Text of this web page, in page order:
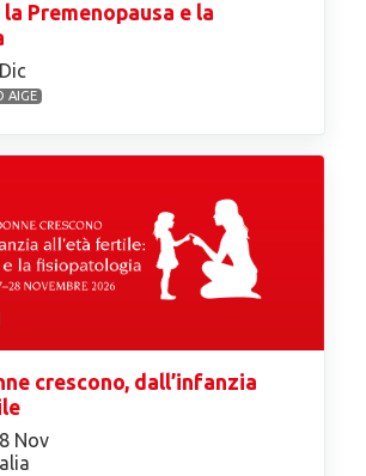
Premenopausa e la
AIGE
crescono, dall’infanzia
Nov